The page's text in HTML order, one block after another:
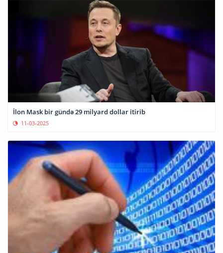
İlon Mask bir gündə 29 milyard dollar itirib
11-03-2025